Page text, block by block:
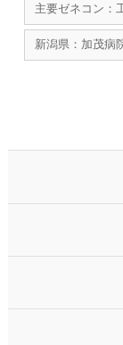
主要ゼネコン：
新潟県：加茂病